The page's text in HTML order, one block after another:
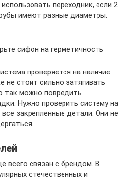
переходник, если 2
имеют разные диаметры.
сифон на герметичность
проверяется на наличие
не стоит сильно затягивать
так можно повредить
Нужно проверить систему на
закрепленные детали. Они не
всего связан с брендом. В
отечественных и